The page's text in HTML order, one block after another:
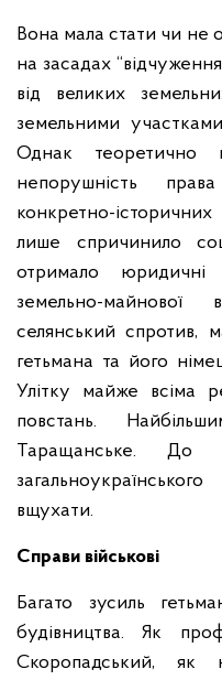
Вона мала стати чи не
на засадах
від великих
земельними
Однак теоретично
непорушність
конкретно-
лише спричинило
отримало юридичні
земельно-майнової
селянський спротив,
гетьмана та його
Улітку майже всіма
повстань.
Таращанське. До
вщухати.
Справи військові
Багато зусиль
будівництва. Як
Скоропадський, як